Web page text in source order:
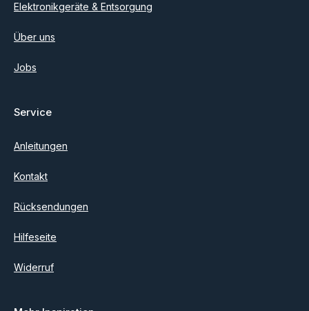
Elektronikgeräte & Entsorgung
Über uns
Jobs
Service
Anleitungen
Kontakt
Rücksendungen
Hilfeseite
Widerruf